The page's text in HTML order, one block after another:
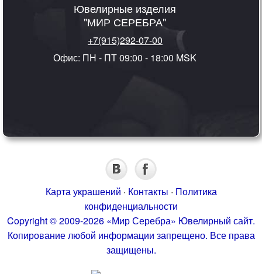
Ювелирные изделия
"МИР СЕРЕБРА"
+7(915)292-07-00
Офис: ПН - ПТ 09:00 - 18:00 MSK
Карта украшений · Контакты · Политика
конфиденциальности
Copyright © 2009-2026 «Мир Серебра» Ювелирный сайт.
Копирование любой информации запрещено. Все права
защищены.